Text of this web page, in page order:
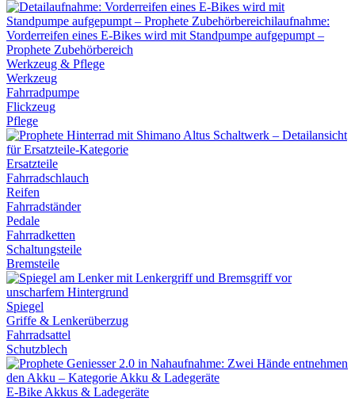
Werkzeug & Pflege
Werkzeug
Fahrradpumpe
Flickzeug
Pflege
Ersatzteile
Fahrradschlauch
Reifen
Fahrradständer
Pedale
Fahrradketten
Schaltungsteile
Bremsteile
Spiegel
Griffe & Lenkerüberzug
Fahrradsattel
Schutzblech
E-Bike Akkus & Ladegeräte